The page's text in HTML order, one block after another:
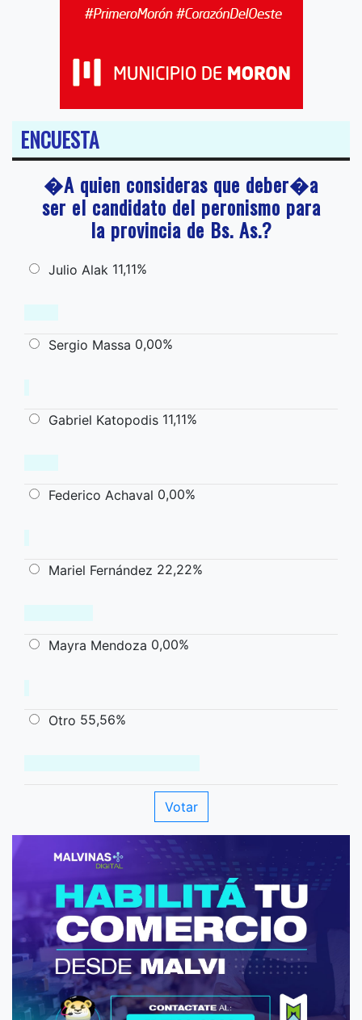
ENCUESTA
�A quien consideras que deber�a
ser el candidato del peronismo para
la provincia de Bs. As.?
Julio Alak 11,11%
Sergio Massa 0,00%
Gabriel Katopodis 11,11%
Federico Achaval 0,00%
Mariel Fernández 22,22%
Mayra Mendoza 0,00%
Otro 55,56%